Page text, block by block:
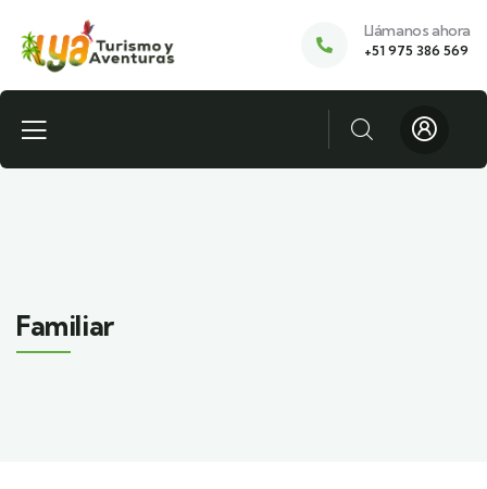
Llámanos ahora
+51 975 386 569
Familiar